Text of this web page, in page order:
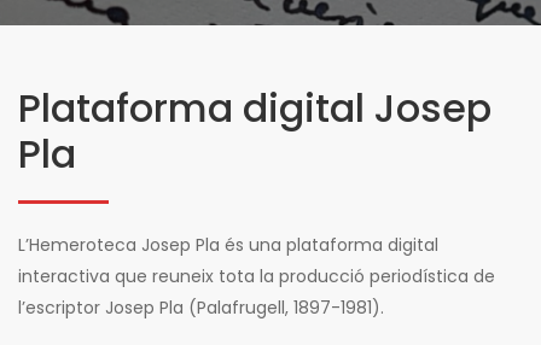
Plataforma digital Josep
Pla
L’Hemeroteca Josep Pla és una plataforma digital
interactiva que reuneix tota la producció periodística de
l’escriptor Josep Pla (Palafrugell, 1897-1981).